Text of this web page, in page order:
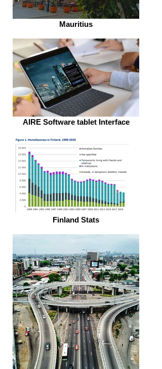
Mauritius
AIRE Software tablet Interface
Finland Stats